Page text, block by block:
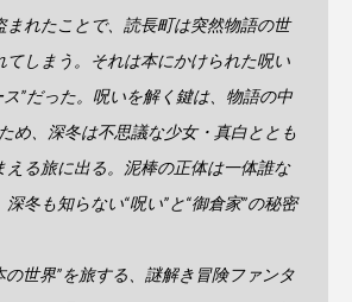
まれたことで、読長町は突然物語の世
てしまう。それは本にかけられた呪い
”だった。呪いを解く鍵は、物語の中
め、深冬は不思議な少女・真白ととも
える旅に出る。泥棒の正体は一体誰な
冬も知らない“呪い”と“御倉家”の秘密
の世界”を旅する、謎解き冒険ファンタ